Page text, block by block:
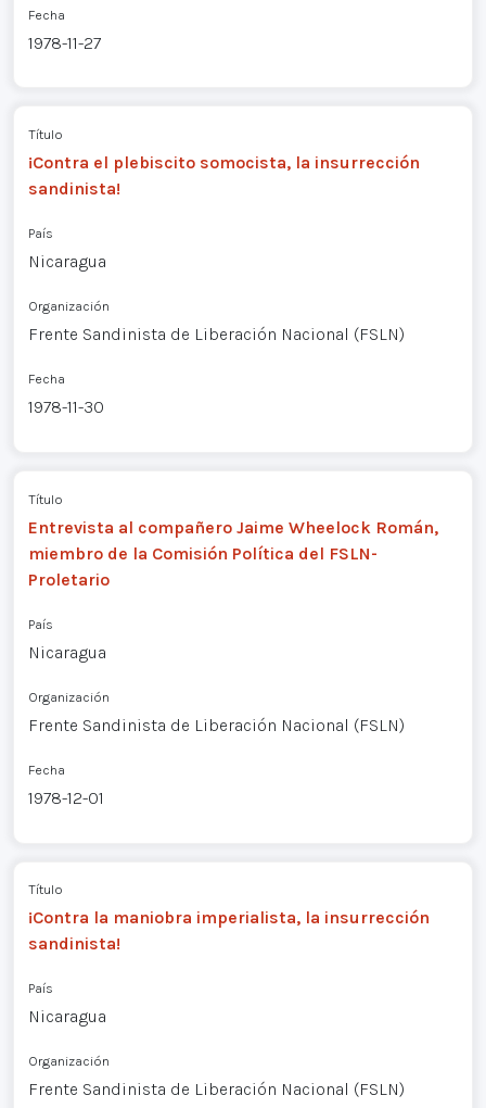
Fecha
1978-11-27
Título
¡Contra el plebiscito somocista, la insurrección
sandinista!
País
Nicaragua
Organización
Frente Sandinista de Liberación Nacional (FSLN)
Fecha
1978-11-30
Título
Entrevista al compañero Jaime Wheelock Román,
miembro de la Comisión Política del FSLN-
Proletario
País
Nicaragua
Organización
Frente Sandinista de Liberación Nacional (FSLN)
Fecha
1978-12-01
Título
¡Contra la maniobra imperialista, la insurrección
sandinista!
País
Nicaragua
Organización
Frente Sandinista de Liberación Nacional (FSLN)